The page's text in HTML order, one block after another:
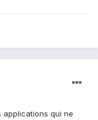
applications qui ne